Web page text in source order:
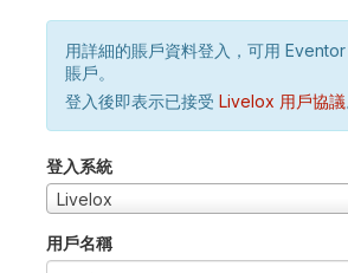
用詳細的賬戶資料登入，可用
賬戶。
登入後即表示已接受 Livelox 用戶協議
登入系統
Livelox
用戶名稱